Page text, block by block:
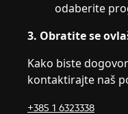
odaberite
3. Obratite se
Kako biste
kontaktirajte naš
+385 1 6323338